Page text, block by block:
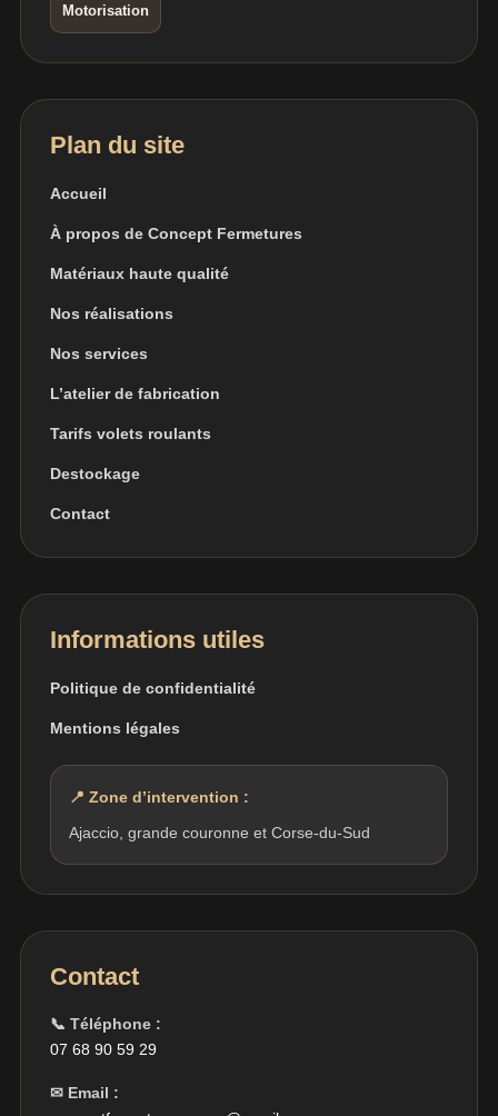
Motorisation
Plan du site
Accueil
À propos de Concept Fermetures
Matériaux haute qualité
Nos réalisations
Nos services
L’atelier de fabrication
Tarifs volets roulants
Destockage
Contact
Informations utiles
Politique de confidentialité
Mentions légales
📍 Zone d’intervention :
Ajaccio, grande couronne et Corse-du-Sud
Contact
📞 Téléphone :
07 68 90 59 29
✉ Email :